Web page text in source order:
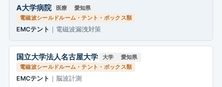
A大学病院 医療
愛知県
電磁波シールドルーム・テント・ボックス類
EMCテント ｜電磁波漏洩対策
国立大学法人名古屋大学 大学
愛知県
電磁波シールドルーム・テント・ボックス類
EMCテント ｜脳波計測